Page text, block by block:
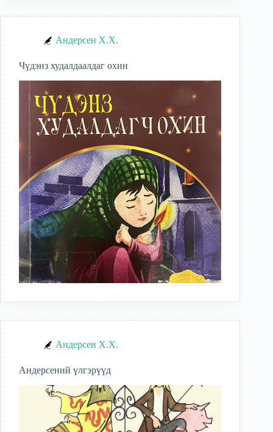
Андерсен Х.Х.
Чүдэнз худалдаалдаг охин
Андерсен Х.Х.
Андерсений үлгэрүүд